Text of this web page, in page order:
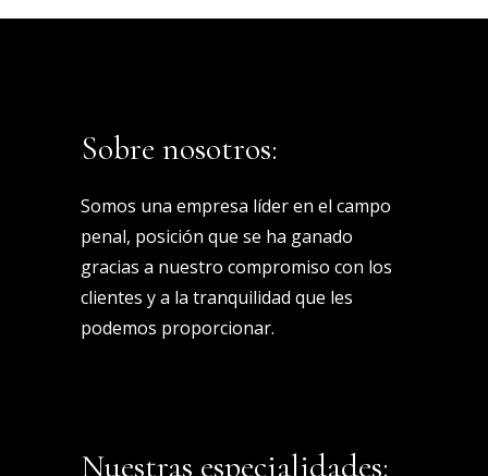
Sobre nosotros:
Somos una empresa líder en el campo
penal, posición que se ha ganado
gracias a nuestro compromiso con los
clientes y a la tranquilidad que les
podemos proporcionar.
Nuestras especialidades: